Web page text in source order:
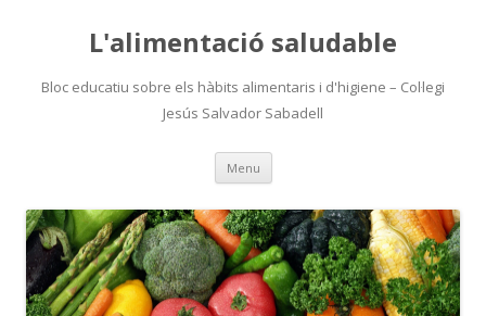
L'alimentació saludable
Bloc educatiu sobre els hàbits alimentaris i d'higiene – Col·legi
Jesús Salvador Sabadell
Menu Skip
content